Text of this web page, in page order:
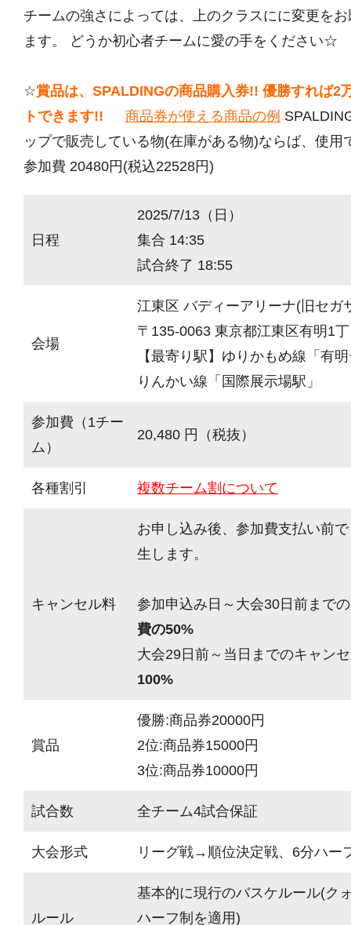
チームの強さによっては、上のクラスにに変更を
ます。 どうか初心者チームに愛の手をください☆
☆賞品は、SPALDINGの商品購入券!! 優勝すれば2
トできます!!
商品券が使える商品の例
ップで販売している物(在庫がある物)ならば、使用
参加費 20480円(税込22528円)
日程
2025/7/13（日）
集合 14:35
試合終了 18:55
会場
江東区 バディーアリーナ(旧セガ
〒135-0063 東京都江東区有明1
【最寄り駅】ゆりかもめ線「有
りんかい線「国際展示場駅」
参加費（1チー
ム）
20,480 円（税抜）
各種割引 複数チーム割について
キャンセル料
お申し込み後、参加費支払い前
生します。
参加申込み日～大会30日前まで
費の50%
大会29日前～当日までのキャン
100%
賞品
優勝:商品券20000円
2位:商品券15000円
3位:商品券10000円
試合数 全チーム4試合保証
大会形式 リーグ戦→順位決定戦、6分ハー
ルール
基本的に現行のバスケルール(ク
ハーフ制を適用)